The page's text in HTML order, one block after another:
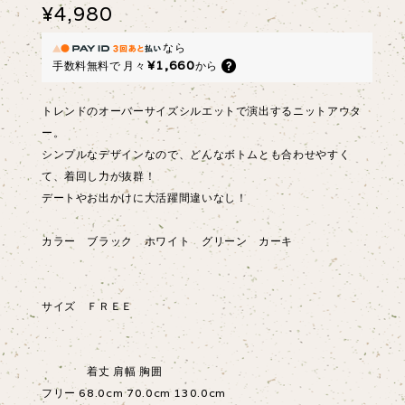
¥4,980
なら
手数料無料で 月々 ¥1,660から
トレンドのオーバーサイズシルエットで演出するニットアウタ
ー。
シンプルなデザインなので、どんなボトムとも合わせやすく
て、着回し力が抜群！
デートやお出かけに大活躍間違いなし！
カラー ブラック ホワイト グリーン カーキ
サイズ ＦＲＥＥ
着丈 肩幅 胸囲
フリー 68.0cm 70.0cm 130.0cm